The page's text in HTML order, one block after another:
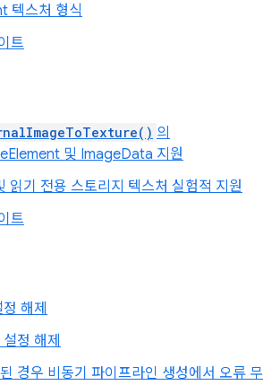
텍스처 형식
트
의
및 ImageData 지원
읽기 전용 스토리지 텍스처 실험적 지원
트
해제
정 해제
경우 비동기 파이프라인 생성에서 오류 무